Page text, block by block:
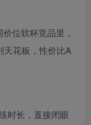
位软杯竞品里，
天花板，性价比A
时长，直接闭眼